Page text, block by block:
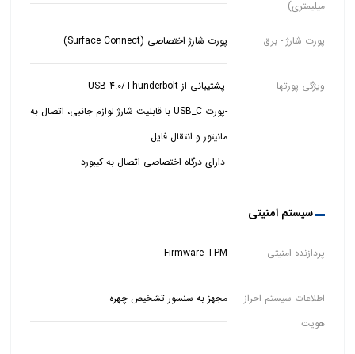
میلیمتری)
پورت شارژ - برق پورت شارژ اختصاصی (Surface Connect)
ویژگی پورتها
-پشتیبانی از USB 4.0/Thunderbolt
-پورت USB_C با قابلیت شارژ لوازم جانبی، اتصال به
-دارای درگاه اختصاصی اتصال به کیبورد
سیستم امنیتی
پردازنده امنیتی Firmware TPM
اطلاعات سیستم احراز
هویت
مجهز به سنسور تشخیص چهره